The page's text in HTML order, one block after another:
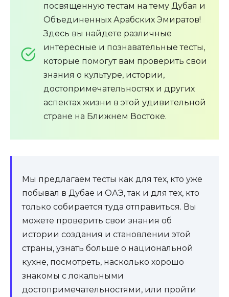
посвященную тестам на тему Дубая и
Объединенных Арабских Эмиратов!
Здесь вы найдете различные
интересные и познавательные тесты,
которые помогут вам проверить свои
знания о культуре, истории,
достопримечательностях и других
аспектах жизни в этой удивительной
стране на Ближнем Востоке.
Мы предлагаем тесты как для тех, кто уже
побывал в Дубае и ОАЭ, так и для тех, кто
только собирается туда отправиться. Вы
можете проверить свои знания об
истории создания и становлении этой
страны, узнать больше о национальной
кухне, посмотреть, насколько хорошо
знакомы с локальными
достопримечательностями, или пройти